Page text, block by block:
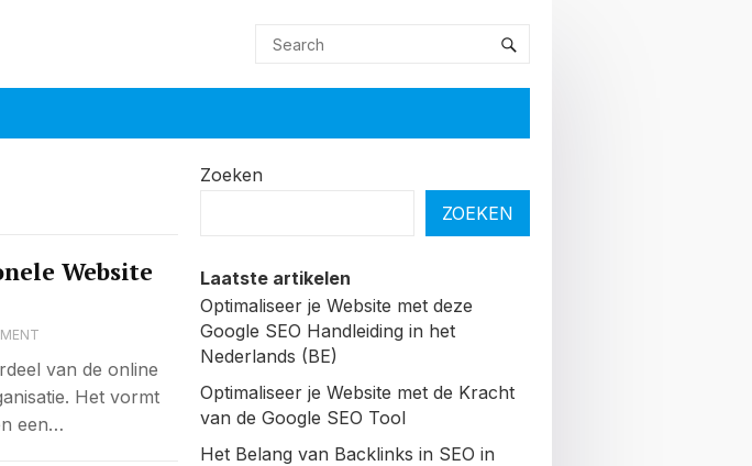
Website
van de online
Het vormt
een…
Zoeken
ZOEKEN
Laatste artikelen
Optimaliseer je Website met deze
Google SEO Handleiding in het
Nederlands (BE)
Optimaliseer je Website met de Kracht
van de Google SEO Tool
Het Belang van Backlinks in SEO in